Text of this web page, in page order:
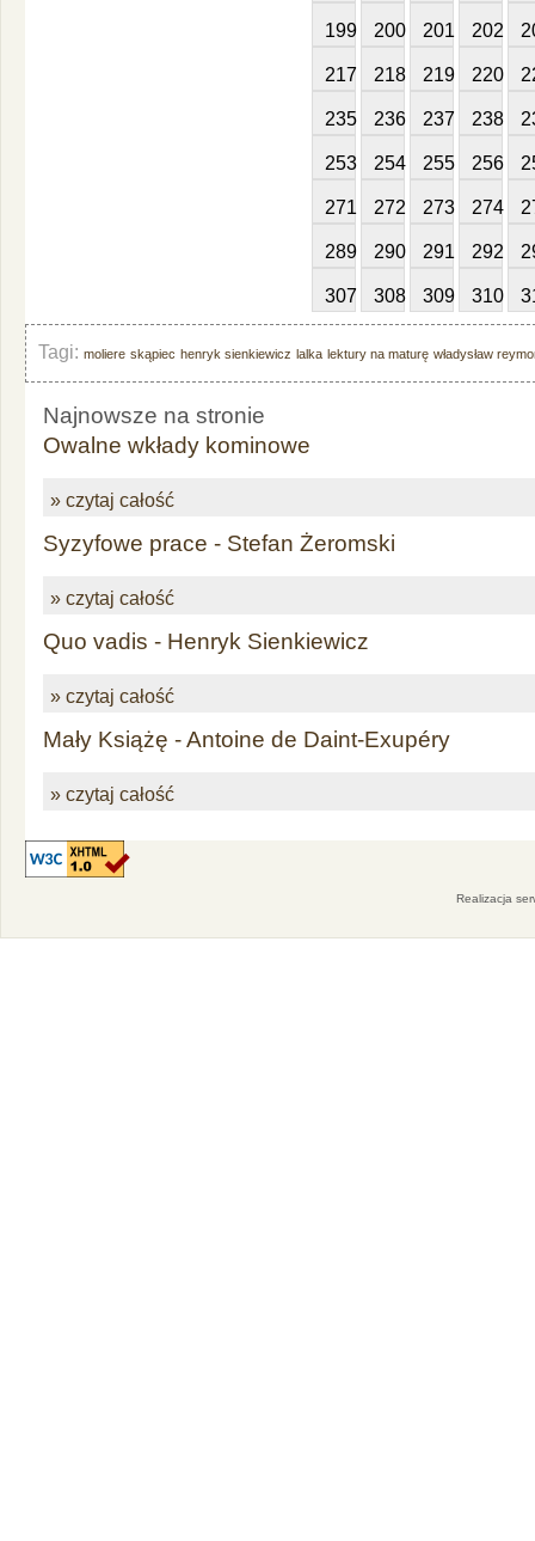
199 200 201 202
217 218 219 220
235 236 237 238
253 254 255 256
271 272 273 274
289 290 291 292
307 308 309 310
Tagi: moliere skąpiec henryk sienkiewicz lalka lektury na maturę władysław
Najnowsze na stronie
Owalne wkłady kominowe
» czytaj całość
Syzyfowe prace - Stefan Żeromski
» czytaj całość
Quo vadis - Henryk Sienkiewicz
» czytaj całość
Mały Książę - Antoine de Daint-Exupéry
» czytaj całość
Realizacja